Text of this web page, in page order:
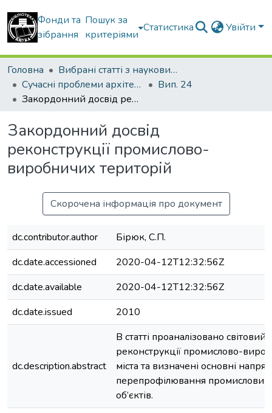
Фонди та
зібрання
Пошук за
критеріями
Статистика Увійти
Головна
Вибрані статті з наукових збірників КНУБА
Сучасні проблеми архітектури та містобудування
Вип. 24
Закордонний досвід реконструкції промислово-виробничих територій
Закордонний досвід
реконструкції промислово-
виробничих територій
Скорочена інформація про документ
dc.contributor.author
Бірюк, С.П.
dc.date.accessioned
2020-04-12T12:32:56Z
dc.date.available
2020-04-12T12:32:56Z
dc.date.issued
2010
dc.description.abstract
В статті проаналізовано світовий
реконструкції промислово-
міста та визначені основні
перепрофілювання промислових
об’єктів.